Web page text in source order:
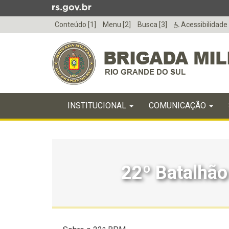
para
menu
Conteúdo [1] Menu [2] Busca [3] Acessibilidade
do
menu
INICIAL
INSTITUCIONAL COMUNICAÇÃO
22º